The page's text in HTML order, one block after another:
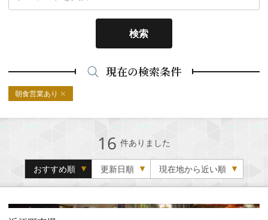
検索
現在の検索条件
朝食営業あり
16 件ありました
おすすめ順 更新日順 現在地から近い順